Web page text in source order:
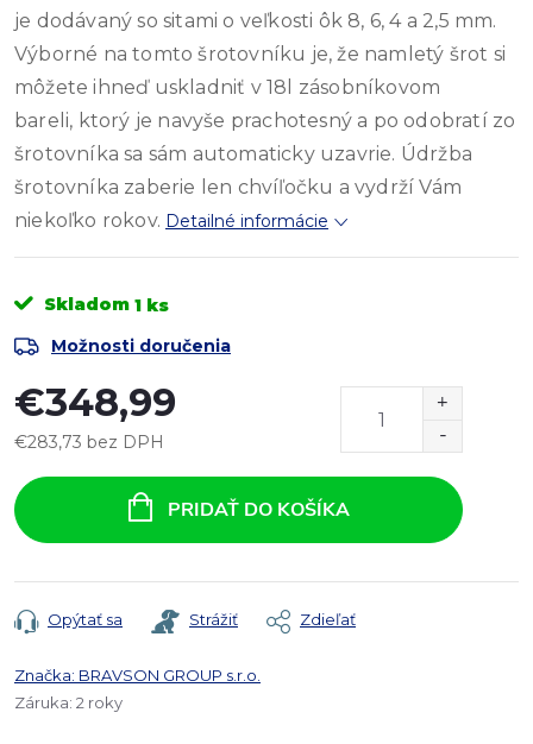
je dodávaný so sitami o veľkosti ôk 8, 6, 4 a 2,5 mm.
Výborné na tomto šrotovníku je, že namletý šrot si
môžete ihneď uskladniť v 18l zásobníkovom
bareli, ktorý je navyše prachotesný a po odobratí zo
šrotovníka sa sám automaticky uzavrie. Údržba
šrotovníka zaberie len chvíľočku a vydrží Vám
niekoľko rokov. Detailné informácie
Skladom 1 ks
Možnosti doručenia
€348,99
€283,73 bez DPH
cena:
PRIDAŤ DO KOŠÍKA
Opýtať sa Strážiť Zdieľať
Značka: BRAVSON GROUP s.r.o.
Záruka: 2 roky